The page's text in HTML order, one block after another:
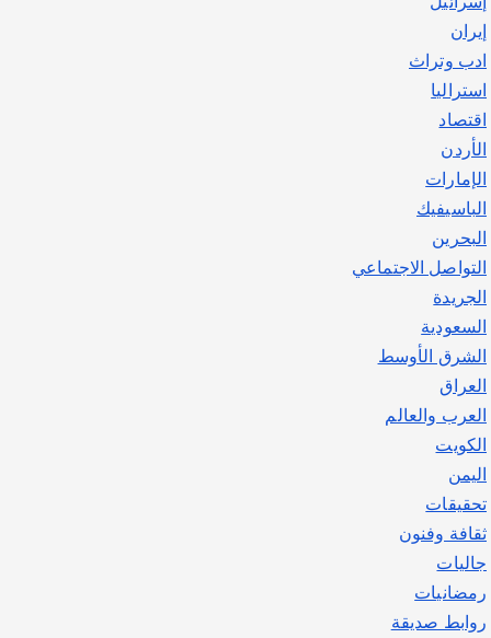
إيران
ادب وتراث
استراليا
اقتصاد
الأردن
الإمارات
الباسيفيك
البحرين
التواصل الاجتماعي
الجريدة
السعودية
الشرق الأوسط
العراق
العرب والعالم
الكويت
اليمن
تحقيقات
ثقافة وفنون
جاليات
رمضانيات
روابط صديقة